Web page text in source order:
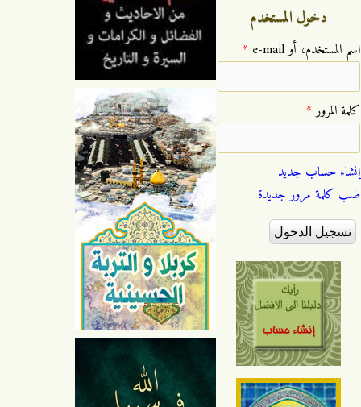
دخول المستخدم
‏اسم المستخدم، أو e-mail ‏ *
‏كلمة المرور ‏*
إنشاء حساب جديد
طلب كلمة مرور جديدة